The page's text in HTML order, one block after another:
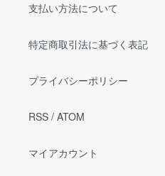
支払い方法について
特定商取引法に基づく表記
プライバシーポリシー
RSS / ATOM
マイアカウント